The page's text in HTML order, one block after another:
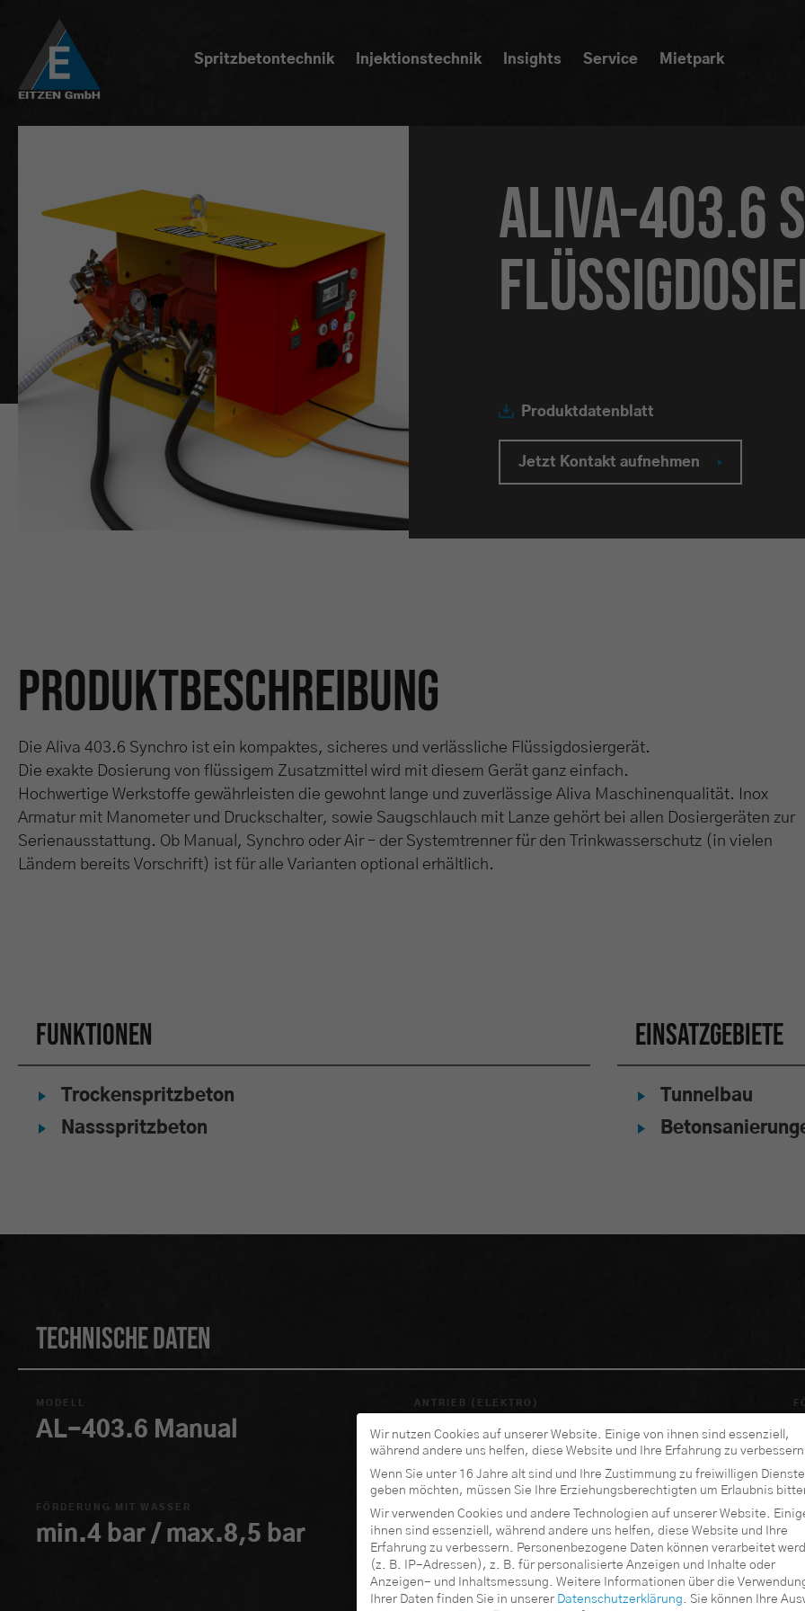
Spritzbetontechnik Injektionstechnik Insights Service Mietpark
ALIVA-403.6
Produktdatenblatt
Jetzt Kontakt aufnehmen
Produktbeschreibung
Die Aliva 403.6 Synchro ist ein kompaktes, sicheres und verlässliche Flüssigdosiergerät.
Die exakte Dosierung von flüssigem Zusatzmittel wird mit diesem Gerät ganz einfach.
Hochwertige Werkstoffe gewährleisten die gewohnt lange und zuverlässige Aliva Maschinenqualität. Inox
Armatur mit Manometer und Druckschalter, sowie Saugschlauch mit Lanze gehört bei allen Dosiergeräten zur
Serienausstattung. Ob Manual, Synchro oder Air – der Systemtrenner für den Trinkwasserschutz (in vielen
Ländern bereits Vorschrift) ist für alle Varianten optional erhältlich.
Funktionen
Trockenspritzbeton
Nassspritzbeton
Einsatzgebiete
Tunnelbau
Technische Daten
MODELL
AL-403.6 Manual
ANTRIEB (ELEKTRO)
200 - 500 V
50 - 60 Hz
FÖRDERUNG MIT WASSER
min.4 bar / max.8,5 bar
MASSE (LXBXH) IN MM
900x500x450 mm
Wir nutzen Cookies auf unserer Website. Einige von ihnen sind essenziell,
während andere uns helfen, diese Website und Ihre Erfahrung zu
Wenn Sie unter 16 Jahre alt sind und Ihre Zustimmung zu freiwilligen
geben möchten, müssen Sie Ihre Erziehungsberechtigten um Erlaubnis
Wir verwenden Cookies und andere Technologien auf unserer Website.
ihnen sind essenziell, während andere uns helfen, diese Website und Ihre
Erfahrung zu verbessern. Personenbezogene Daten können verarbeitet
(z. B. IP-Adressen), z. B. für personalisierte Anzeigen und Inhalte oder
Anzeigen- und Inhaltsmessung. Weitere Informationen über die
Ihrer Daten finden Sie in unserer Datenschutzerklärung. Sie können Ihre